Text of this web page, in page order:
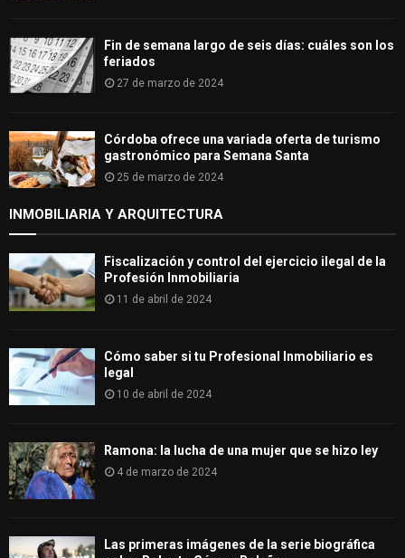
Fin de semana largo de seis días: cuáles son los
feriados
27 de marzo de 2024
Córdoba ofrece una variada oferta de turismo
gastronómico para Semana Santa
25 de marzo de 2024
INMOBILIARIA Y ARQUITECTURA
Fiscalización y control del ejercicio ilegal de la
Profesión Inmobiliaria
11 de abril de 2024
Cómo saber si tu Profesional Inmobiliario es
legal
10 de abril de 2024
Ramona: la lucha de una mujer que se hizo ley
4 de marzo de 2024
Las primeras imágenes de la serie biográfica